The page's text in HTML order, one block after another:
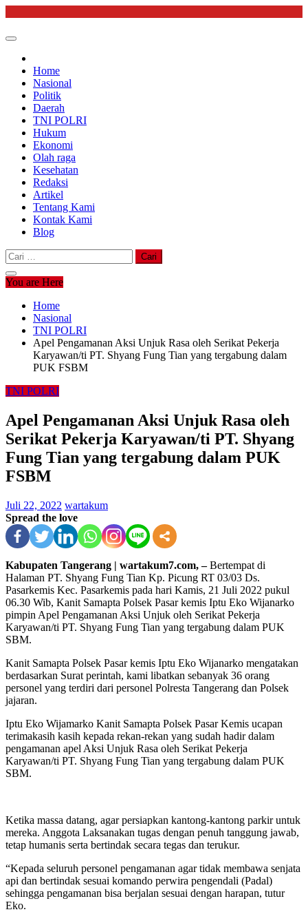
content
Home
Nasional
Politik
Daerah
TNI POLRI
Hukum
Ekonomi
Olah raga
Kesehatan
Redaksi
Artikel
Tentang Kami
Kontak Kami
Blog
Cari
untuk:
You are Here
Home
Nasional
TNI POLRI
Apel Pengamanan Aksi Unjuk Rasa oleh Serikat Pekerja
Karyawan/ti PT. Shyang Fung Tian yang tergabung dalam
PUK FSBM
TNI POLRI
Apel Pengamanan Aksi Unjuk Rasa oleh
Serikat Pekerja Karyawan/ti PT. Shyang
Fung Tian yang tergabung dalam PUK
FSBM
Juli 22, 2022 wartakum
Spread the love
Kabupaten Tangerang | wartakum7.com, –Bertempat di
Halaman PT. Shyang Fung Tian Kp. Picung RT 03/03 Ds.
Pasarkemis Kec. Pasarkemis pada hari Kamis, 21 Juli 2022 pukul
06.30 Wib, Kanit Samapta Polsek Pasar kemis Iptu Eko Wijanarko
pimpin Apel Pengamanan Aksi Unjuk oleh Serikat Pekerja
Karyawan/ti PT. Shyang Fung Tian yang tergabung dalam PUK
SBM.
Kanit Samapta Polsek Pasar kemis Iptu Eko Wijanarko mengatakan
berdasarkan Surat perintah, kami libatkan sebanyak 36 orang
personel yang terdiri dari personel Polresta Tangerang dan Polsek
jajaran.
Iptu Eko Wijamarko Kanit Samapta Polsek Pasar Kemis ucapan
terimakasih kasih kepada rekan-rekan yang sudah hadir dalam
pengamanan apel Aksi Unjuk Rasa oleh Serikat Pekerja
Karyawan/ti PT. Shyang Fung Tian yang tergabung dalam PUK
SBM.
Ketika massa datang, agar persiapkan kantong-kantong parkir untuk
mereka. Anggota Laksanakan tugas dengan penuh tanggung jawab,
tetap humanis serta bertindak secara tegas dan terukur.
“Kepada seluruh personel pengamanan agar tidak membawa senjata
api dan bertindak sesuai komando perwira pengendali (Padal)
sehingga pengamanan bisa berjalan sesuai dengan harapan, tutur
Eko.